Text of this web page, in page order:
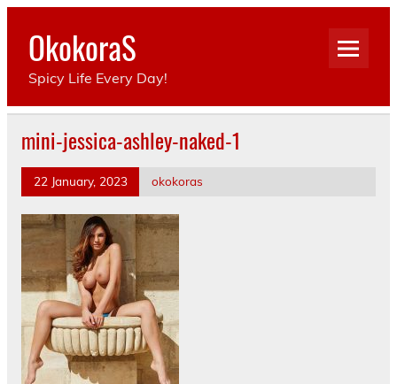
Skip
contentOkokoraS
Spicy Life Every Day!
mini-jessica-ashley-naked-1
22 January, 2023 okokoras